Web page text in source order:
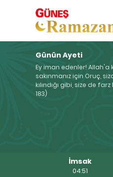
Günün Ayeti
Ey iman edenler! Allah'a
sakınmanız için Oruç,
kılındığı gibi, size de farz
183)
İmsak
04:51